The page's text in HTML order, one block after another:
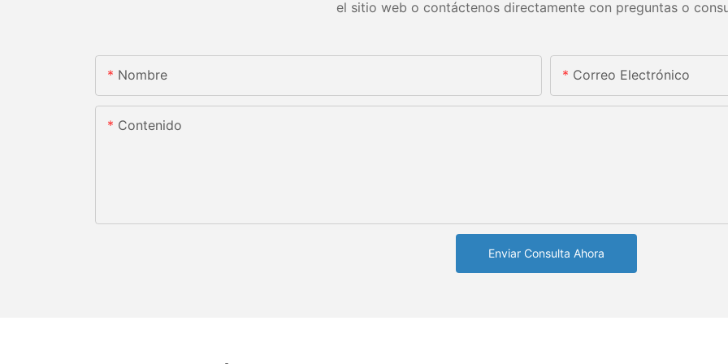
el sitio web o contáctenos directamente con preguntas o
Nombre Correo Electrónico
Contenido
Enviar Consulta Ahora